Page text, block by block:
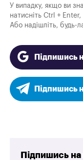
У випадку, якщо ви
натисніть Ctrl +
Або надішліть, будь-
Підпишись
Підпишись
Підпишись